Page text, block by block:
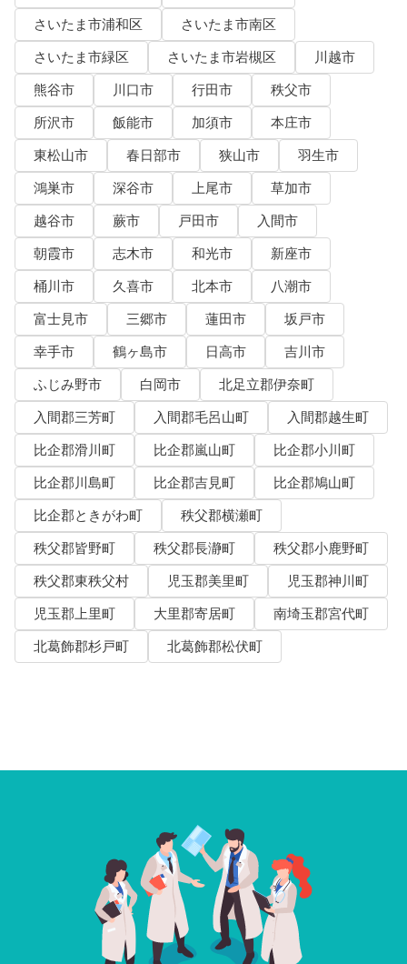
さいたま市浦和区
さいたま市南区
さいたま市緑区
さいたま市岩槻区
川越市
熊谷市
川口市 行田市
秩父市
所沢市
飯能市 加須市
本庄市
東松山市
春日部市 狭山市
羽生市
鴻巣市
深谷市 上尾市
草加市
越谷市
蕨市 戸田市
入間市
朝霞市
志木市 和光市
新座市
桶川市
久喜市 北本市
八潮市
富士見市
三郷市 蓮田市
坂戸市
幸手市
鶴ヶ島市 日高市
吉川市
ふじみ野市
白岡市
北足立郡伊奈町
入間郡三芳町
入間郡毛呂山町
入間郡越生町
比企郡滑川町
比企郡嵐山町
比企郡小川町
比企郡川島町
比企郡吉見町
比企郡鳩山町
比企郡ときがわ町
秩父郡横瀬町
秩父郡皆野町
秩父郡長瀞町
秩父郡小鹿野町
秩父郡東秩父村
児玉郡美里町
児玉郡神川町
児玉郡上里町
大里郡寄居町
南埼玉郡宮代町
北葛飾郡杉戸町
北葛飾郡松伏町